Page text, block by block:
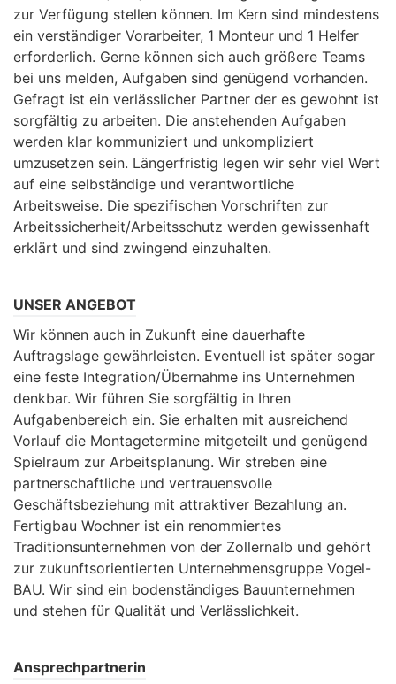
zur Verfügung stellen können. Im Kern sind mindestens
ein verständiger Vorarbeiter, 1 Monteur und 1 Helfer
erforderlich. Gerne können sich auch größere Teams
bei uns melden, Aufgaben sind genügend vorhanden.
Gefragt ist ein verlässlicher Partner der es gewohnt ist
sorgfältig zu arbeiten. Die anstehenden Aufgaben
werden klar kommuniziert und unkompliziert
umzusetzen sein. Längerfristig legen wir sehr viel Wert
auf eine selbständige und verantwortliche
Arbeitsweise. Die spezifischen Vorschriften zur
Arbeitssicherheit/Arbeitsschutz werden gewissenhaft
erklärt und sind zwingend einzuhalten.
UNSER ANGEBOT
Wir können auch in Zukunft eine dauerhafte
Auftragslage gewährleisten. Eventuell ist später sogar
eine feste Integration/Übernahme ins Unternehmen
denkbar. Wir führen Sie sorgfältig in Ihren
Aufgabenbereich ein. Sie erhalten mit ausreichend
Vorlauf die Montagetermine mitgeteilt und genügend
Spielraum zur Arbeitsplanung. Wir streben eine
partnerschaftliche und vertrauensvolle
Geschäftsbeziehung mit attraktiver Bezahlung an.
Fertigbau Wochner ist ein renommiertes
Traditionsunternehmen von der Zollernalb und gehört
zur zukunftsorientierten Unternehmensgruppe Vogel-
BAU. Wir sind ein bodenständiges Bauunternehmen
und stehen für Qualität und Verlässlichkeit.
Ansprechpartnerin